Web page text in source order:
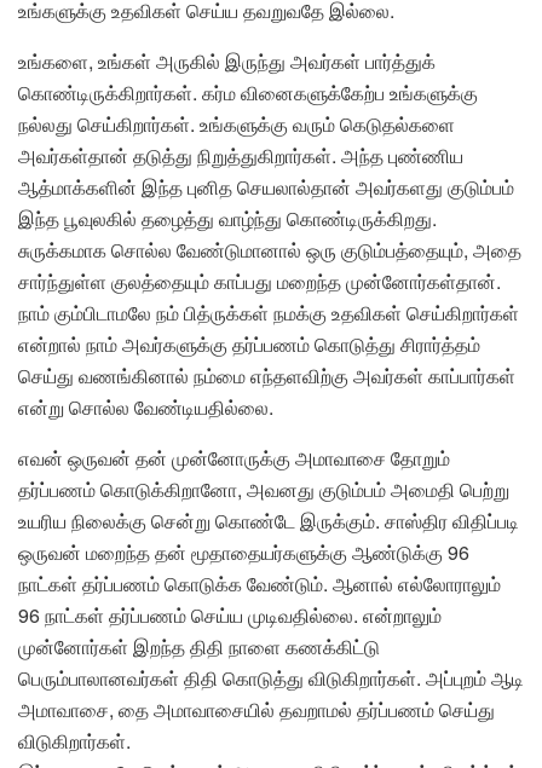
உங்களுக்கு உதவிகள் செய்ய தவறுவதே இல்லை.
உங்களை, உங்கள் அருகில் இருந்து அவர்கள் பார்த்துக்
கொண்டிருக்கிறார்கள். கர்ம வினைகளுக்கேற்ப உங்களுக்கு
நல்லது செய்கிறார்கள். உங்களுக்கு வரும் கெடுதல்களை
அவர்கள்தான் தடுத்து நிறுத்துகிறார்கள். அந்த புண்ணிய
ஆத்மாக்களின் இந்த புனித செயலால்தான் அவர்களது குடும்பம்
இந்த பூவுலகில் தழைத்து வாழ்ந்து கொண்டிருக்கிறது.
சுருக்கமாக சொல்ல வேண்டுமானால் ஒரு குடும்பத்தையும், அதை
சார்ந்துள்ள குலத்தையும் காப்பது மறைந்த முன்னோர்கள்தான்.
நாம் கும்பிடாமலே நம் பித்ருக்கள் நமக்கு உதவிகள் செய்கிறார்கள்
என்றால் நாம் அவர்களுக்கு தர்ப்பணம் கொடுத்து சிரார்த்தம்
செய்து வணங்கினால் நம்மை எந்தளவிற்கு அவர்கள் காப்பார்கள்
என்று சொல்ல வேண்டியதில்லை.
எவன் ஒருவன் தன் முன்னோருக்கு அமாவாசை தோறும்
தர்ப்பணம் கொடுக்கிறானோ, அவனது குடும்பம் அமைதி பெற்று
உயரிய நிலைக்கு சென்று கொண்டே இருக்கும். சாஸ்திர விதிப்படி
ஒருவன் மறைந்த தன் மூதாதையர்களுக்கு ஆண்டுக்கு 96
நாட்கள் தர்ப்பணம் கொடுக்க வேண்டும். ஆனால் எல்லோராலும்
96 நாட்கள் தர்ப்பணம் செய்ய முடிவதில்லை. என்றாலும்
முன்னோர்கள் இறந்த திதி நாளை கணக்கிட்டு
பெரும்பாலானவர்கள் திதி கொடுத்து விடுகிறார்கள். அப்புறம் ஆடி
அமாவாசை, தை அமாவாசையில் தவறாமல் தர்ப்பணம் செய்து
விடுகிறார்கள்.